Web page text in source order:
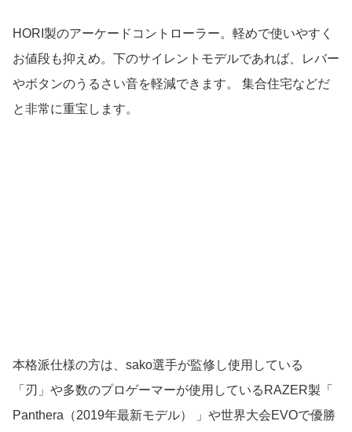
HORI製のアーケードコントローラー。軽めで使いやすく
お値段も抑えめ。下のサイレントモデルであれば、レバー
やボタンのうるさい音を軽減できます。 集合住宅などだ
と非常に重宝します。
本格派仕様の方は、sako選手が監修し使用している
「刃」や多数のプロゲーマーが使用しているRAZER製「
Panthera（2019年最新モデル） 」や世界大会EVOで優勝